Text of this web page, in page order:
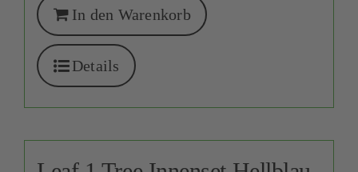
In den Warenkorb
Details